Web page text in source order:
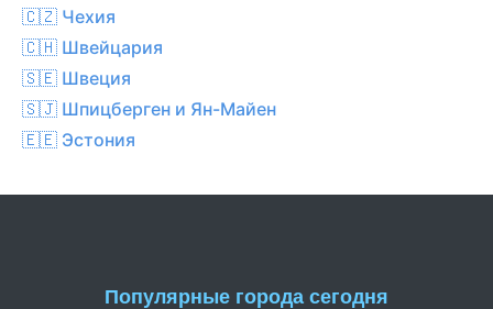
🇨🇿 Чехия
🇨🇭 Швейцария
🇸🇪 Швеция
🇸🇯 Шпицберген и Ян-Майен
🇪🇪 Эстония
Популярные города сегодня